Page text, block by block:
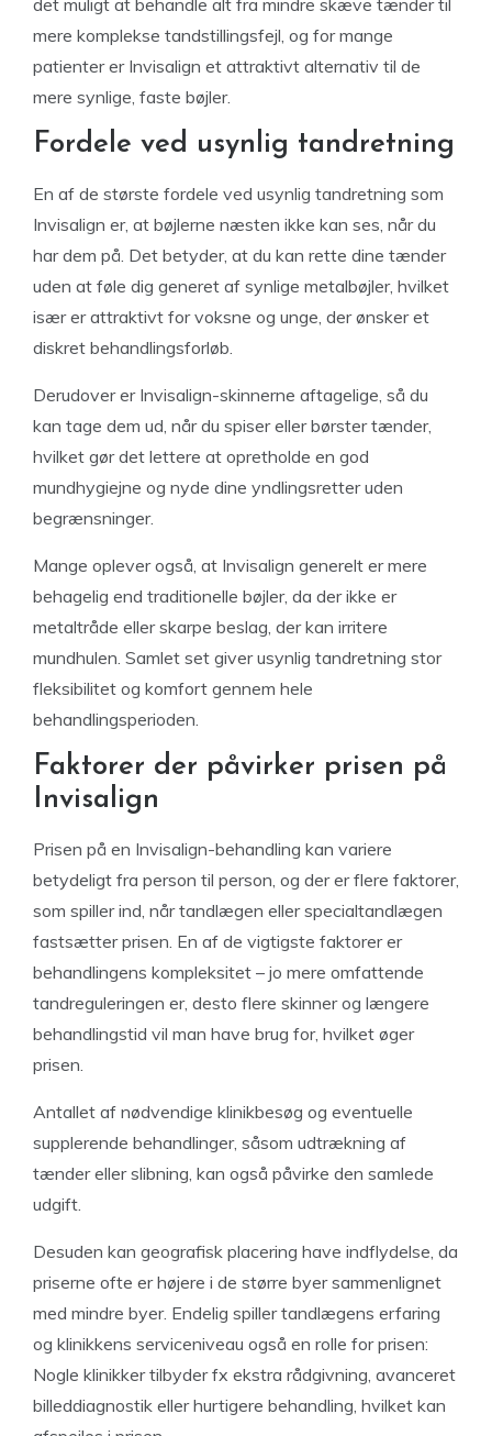
mere komplekse tandstillingsfejl, og for mange
patienter er Invisalign et attraktivt alternativ til de
mere synlige, faste bøjler.
Fordele ved usynlig tandretning
En af de største fordele ved usynlig tandretning som
Invisalign er, at bøjlerne næsten ikke kan ses, når du
har dem på. Det betyder, at du kan rette dine tænder
uden at føle dig generet af synlige metalbøjler, hvilket
især er attraktivt for voksne og unge, der ønsker et
diskret behandlingsforløb.
Derudover er Invisalign-skinnerne aftagelige, så du
kan tage dem ud, når du spiser eller børster tænder,
hvilket gør det lettere at opretholde en god
mundhygiejne og nyde dine yndlingsretter uden
begrænsninger.
Mange oplever også, at Invisalign generelt er mere
behagelig end traditionelle bøjler, da der ikke er
metaltråde eller skarpe beslag, der kan irritere
mundhulen. Samlet set giver usynlig tandretning stor
fleksibilitet og komfort gennem hele
behandlingsperioden.
Faktorer der påvirker prisen på
Invisalign
Prisen på en Invisalign-behandling kan variere
betydeligt fra person til person, og der er flere faktorer,
som spiller ind, når tandlægen eller specialtandlægen
fastsætter prisen. En af de vigtigste faktorer er
behandlingens kompleksitet – jo mere omfattende
tandreguleringen er, desto flere skinner og længere
behandlingstid vil man have brug for, hvilket øger
prisen.
Antallet af nødvendige klinikbesøg og eventuelle
supplerende behandlinger, såsom udtrækning af
tænder eller slibning, kan også påvirke den samlede
udgift.
Desuden kan geografisk placering have indflydelse, da
priserne ofte er højere i de større byer sammenlignet
med mindre byer. Endelig spiller tandlægens erfaring
og klinikkens serviceniveau også en rolle for prisen:
Nogle klinikker tilbyder fx ekstra rådgivning, avanceret
billeddiagnostik eller hurtigere behandling, hvilket kan